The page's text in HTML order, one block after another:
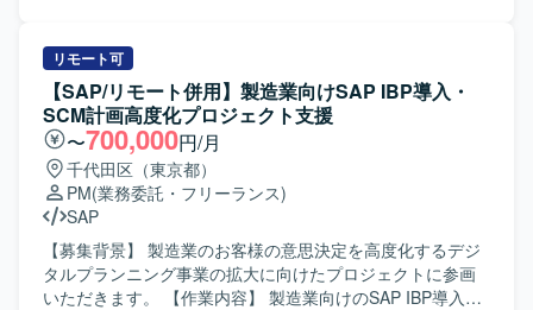
【ポジションの魅力】 ・大手薬品メーカーにおけるSAP更
改プロジェクトに参画し、販売領域の知見を深めながら上
流から一連の工程に関わっていただけます。 ・ユーザーサ
イドに近い立場で、業務部門と開発ベンダーの橋渡し役と
して、プロジェクト推進に大きく貢献できるポジションで
す。 ・製薬業界特有の業務知識やSAP S/4HANAの経験を活
かしつつ、更なるスキルアップが図れる環境です。 【開発
環境】 ・SAP S/4HANA（販売領域／SDモジュール）を中
心とした環境での開発・運用設計支援となります。
ーションを取りながら主体的に要件整理と設計を進めてい
ただける方を求めております。 【ポジションの魅力】 基幹
システム全体のSAP導入プロジェクトに上流工程から参画
でき、販売管理や購買管理／在庫管理領域での業務知見と
SAPスキルを高めていただけます。 【開発環境】 SAP
S/4HANAを中心とした基幹システム環境となります。
リモート可
【SAP/リモート併用】製造業向けSAP IBP導入・
SCM計画高度化プロジェクト支援
〜700,000円/月
千代田区（東京都）
PM(業務委託・フリーランス)
SAP
【募集背景】 製造業のお客様の意思決定を高度化するデジ
タルプランニング事業の拡大に向けたプロジェクトに参画
いただきます。 【作業内容】 製造業向けのSAP IBP導入お